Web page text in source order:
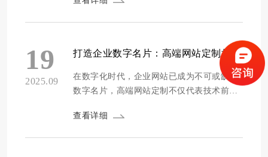
键，更是企业生存和发展的核心。数字营销
作。高转化率意味着更高的投资回报率，因
此，企业必须注重策略的创新性和数据驱动
性，从而在...
19
2025.09
打造企业数字名片：高端网站定制如何提升品牌价值与用户体验
在数字化时代，企业网站已成为不可或缺的
数字名片，高端网站定制不仅代表技术前
通过精心打造的定制化网站，企业能够脱颖
查看详细